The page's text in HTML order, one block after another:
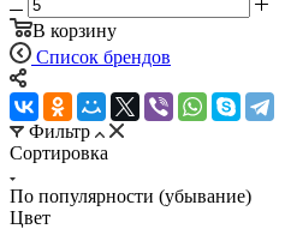
В корзину
Список брендов
Фильтр
Сортировка
По популярности (убывание)
Цвет